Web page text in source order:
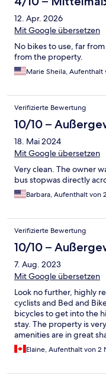
12. Apr. 2026
Mit Google übersetzen
No bikes to use, far
from the property.
Marie Sheila, Aufenthalt
Verifizierte Bewertung
10/10 –
18. Mai 2024
Mit Google übersetzen
Very clean. The owner
bus stopwas directly
Barbara, Aufenthalt von
Verifizierte Bewertung
10/10 –
7. Aug. 2023
Mit Google übersetzen
Look no further, highly
cyclists and Bed and
bicycles to get into the
stay. The property is
amenities are in great
back!Elaine, Aufenthalt von 2